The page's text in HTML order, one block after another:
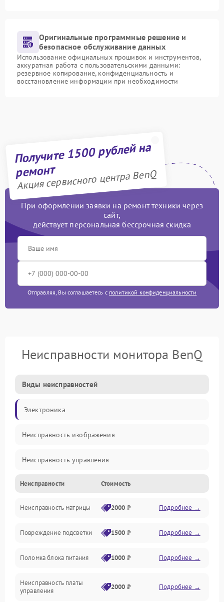
Оригинальные программные решение и
безопасное обслуживание данных
Использование официальных прошивок и инструментов,
аккуратная работа с пользовательскими данными:
резервное копирование, конфиденциальность и
восстановление информации при необходимости
Получите 1500 рублей на
ремонт
Акция сервисного центра BenQ
При оформлении заявки на ремонт техники через
сайт,
действует персональная бессрочная скидка
Отправляя, Вы соглашаетесь с политикой конфиденциальности
Неисправности монитора BenQ
Виды неисправностей
Электроника
Неисправность изображения
Неисправность управления
Неисправность интерфейсов
Прочие неисправности
Неисправность звука
Механические повреждения
Неисправности Стоимость
Неисправность матрицы 2000 ₽ Подробнее →
Повреждение подсветки 1500 ₽ Подробнее →
Поломка блока питания 1000 ₽ Подробнее →
Неисправность платы
управления
2000 ₽ Подробнее →